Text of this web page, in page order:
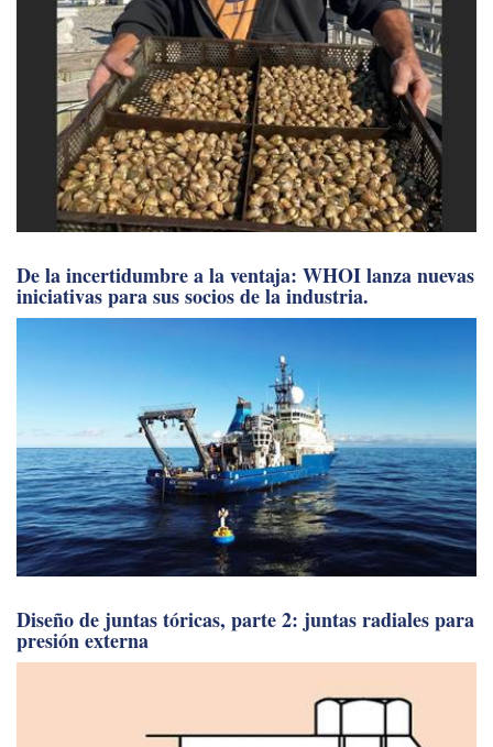
De la incertidumbre a la ventaja: WHOI lanza nuevas
iniciativas para sus socios de la industria.
Diseño de juntas tóricas, parte 2: juntas radiales para
presión externa